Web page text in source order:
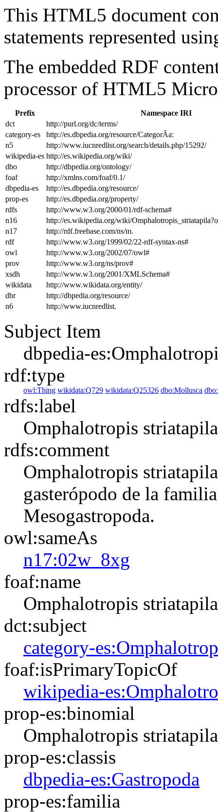
This HTML5 document
statements represented
The embedded RDF
processor of HTML5
Prefix
Namespace IRI
dct
http://purl.org/dc/terms/
category-es
http://es.dbpedia.org/resource/CategorÃ­a:
n5
http://www.iucnredlist.org/search/details.php/15292/
wikipedia-es http://es.wikipedia.org/wiki/
dbo
http://dbpedia.org/ontology/
foaf
http://xmlns.com/foaf/0.1/
dbpedia-es
http://es.dbpedia.org/resource/
prop-es
http://es.dbpedia.org/property/
rdfs
http://www.w3.org/2000/01/rdf-schema#
n16
http://es.wikipedia.org/wiki/
n17
http://rdf.freebase.com/ns/m.
rdf
http://www.w3.org/1999/02/22-rdf-syntax-ns#
owl
http://www.w3.org/2002/07/owl#
prov
http://www.w3.org/ns/prov#
xsdh
http://www.w3.org/2001/XMLSchema#
wikidata
http://www.wikidata.org/entity/
dbr
http://dbpedia.org/resource/
n6
http://www.iucnredlist.
Subject Item
dbpedia-
rdf:type
owl:Thing wikidata:Q729 wikidata:Q25326 dbo:Mollusca
rdfs:label
Omphalotropis striatapila
rdfs:comment
Omphalotropis
gasterópodo de la
Mesogastropoda.
owl:sameAs
n17:02w_8xg
foaf:name
Omphalotropis striatapila
dct:subject
category-
foaf:isPrimaryTopicOf
wikipedia-
prop-es:binomial
Omphalotropis striatapila
prop-es:classis
dbpedia-es:Gastropoda
prop-es:familia